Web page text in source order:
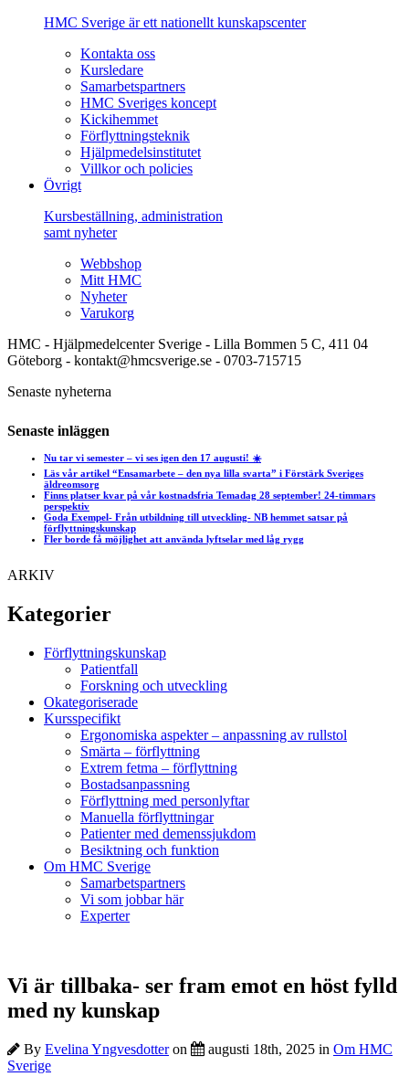
HMC Sverige är ett nationellt kunskapscenter
Kontakta oss
Kursledare
Samarbetspartners
HMC Sveriges koncept
Kickihemmet
Förflyttningsteknik
Hjälpmedelsinstitutet
Villkor och policies
Övrigt
Kursbeställning, administration
samt nyheter
Webbshop
Mitt HMC
Nyheter
Varukorg
HMC - Hjälpmedelcenter Sverige - Lilla Bommen 5 C, 411 04
Göteborg - kontakt@hmcsverige.se - 0703-715715
Senaste nyheterna
Senaste inläggen
Nu tar vi semester – vi ses igen den 17 augusti! ☀️
Läs vår artikel “Ensamarbete – den nya lilla svarta” i Förstärk Sveriges
äldreomsorg
Finns platser kvar på vår kostnadsfria Temadag 28 september! 24-timmars
perspektiv
Goda Exempel- Från utbildning till utveckling- NB hemmet satsar på
förflyttningskunskap
Fler borde få möjlighet att använda lyftselar med låg rygg
ARKIV
Kategorier
Förflyttningskunskap
Patientfall
Forskning och utveckling
Okategoriserade
Kursspecifikt
Ergonomiska aspekter – anpassning av rullstol
Smärta – förflyttning
Extrem fetma – förflyttning
Bostadsanpassning
Förflyttning med personlyftar
Manuella förflyttningar
Patienter med demenssjukdom
Besiktning och funktion
Om HMC Sverige
Samarbetspartners
Vi som jobbar här
Experter
Vi är tillbaka- ser fram emot en höst fylld
med ny kunskap
By Evelina Yngvesdotteron augusti 18th, 2025 in Om HMC
Sverige